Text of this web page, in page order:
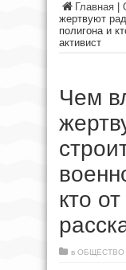
Главная
жертвуют
полигона и
активист
Чем
кто
в ОБЩЕСТВО